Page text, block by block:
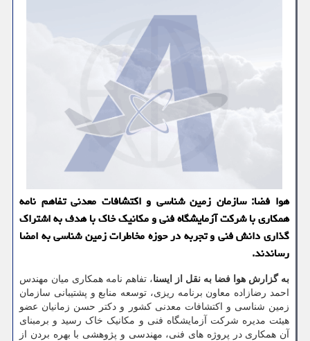
هوا فضا: سازمان زمین شناسی و اکتشافات معدنی تفاهم نامه
همکاری با شرکت آزمایشگاه فنی و مکانیک خاک با هدف به اشتراک
گذاری دانش فنی و تجربه در حوزه مخاطرات زمین شناسی به امضا
رساندند.
به گزارش هوا فضا به نقل از ایسنا، تفاهم نامه همکاری میان مهندس
احمد رضازاده معاون برنامه ریزی، توسعه منابع و پشتیبانی سازمان
زمین شناسی و اکتشافات معدنی کشور و دکتر حسن زمانیان عضو
هیئت مدیره شرکت آزمایشگاه فنی و مکانیک خاک رسید و برمبنای
آن همکاری در پروژه های فنی، مهندسی و پژوهشی با بهره بردن از